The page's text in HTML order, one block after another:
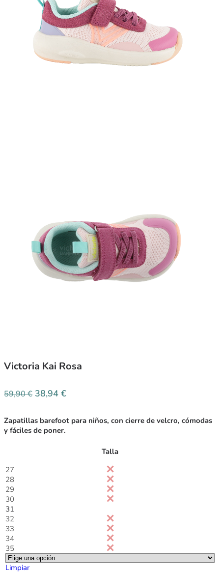
Victoria Kai Rosa
59,90€ 38,94 €
Zapatillas barefoot para niños, con cierre de velcro, cómodas
y fáciles de poner.
Talla
27
28
29
30
31
32
33
34
35
Limpiar